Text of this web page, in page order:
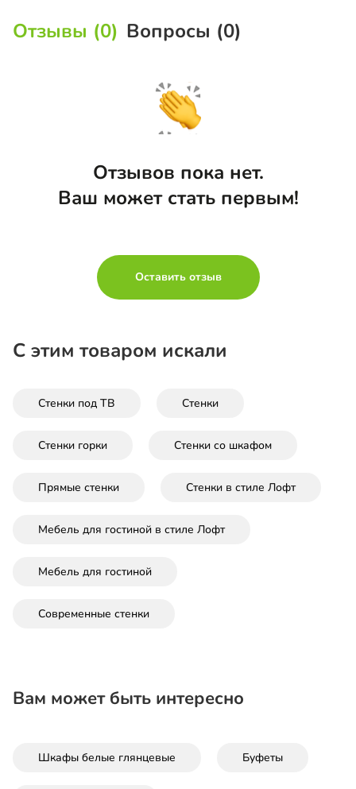
Отзывы (0) Вопросы (0)
Отзывов пока нет.
Ваш может стать первым!
Оставить отзыв
С этим товаром искали
Стенки под ТВ Стенки
Стенки горки Стенки со шкафом
Прямые стенки Стенки в стиле Лофт
Мебель для гостиной в стиле Лофт
Мебель для гостиной
Современные стенки
Вам может быть интересно
Шкафы белые глянцевые Буфеты